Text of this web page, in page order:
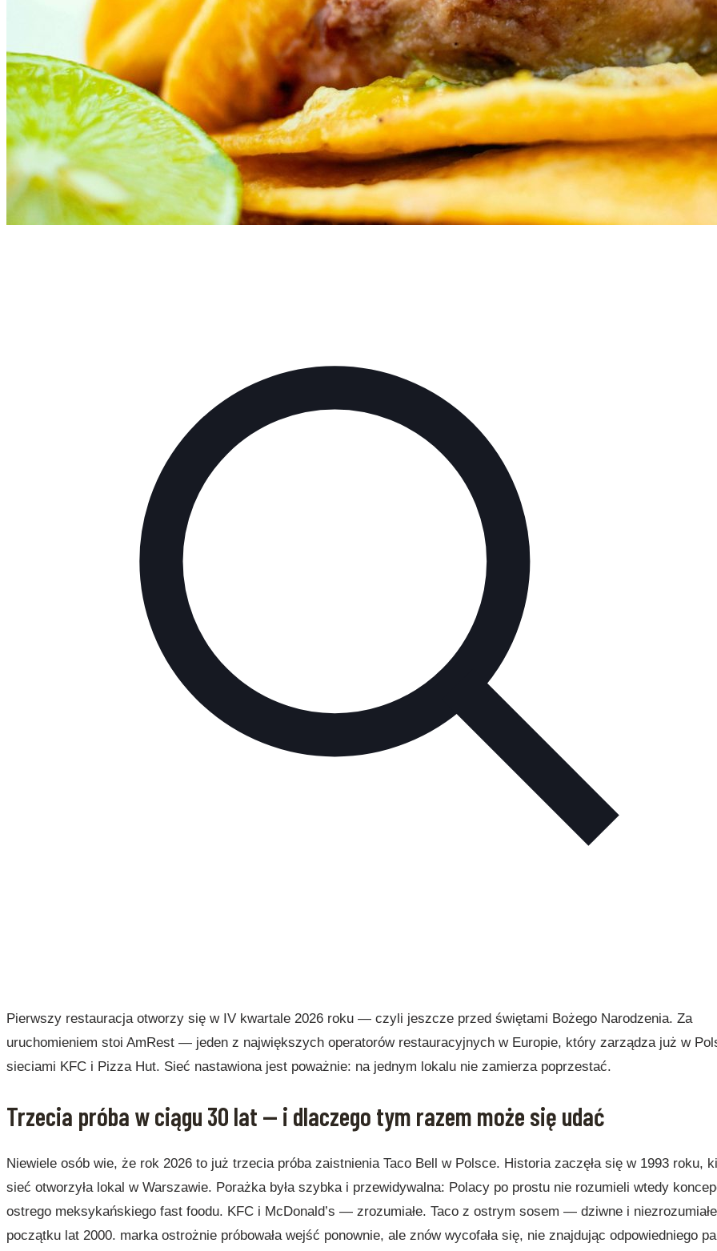
Pierwszy restauracja otworzy się w IV kwartale 2026 roku — czyli jeszcze przed świętami Bożego Narodzenia. Za
uruchomieniem stoi AmRest — jeden z największych operatorów restauracyjnych w Europie, który zarządza już w
sieciami KFC i Pizza Hut. Sieć nastawiona jest poważnie: na jednym lokalu nie zamierza poprzestać.
Trzecia próba w ciągu 30 lat — i dlaczego tym razem może się udać
Niewiele osób wie, że rok 2026 to już trzecia próba zaistnienia Taco Bell w Polsce. Historia zaczęła się w 1993 roku,
sieć otworzyła lokal w Warszawie. Porażka była szybka i przewidywalna: Polacy po prostu nie rozumieli wtedy
ostrego meksykańskiego fast foodu. KFC i McDonald’s — zrozumiałe. Taco z ostrym sosem — dziwne i
początku lat 2000. marka ostrożnie próbowała wejść ponownie, ale znów wycofała się, nie znajdując odpowiedniego